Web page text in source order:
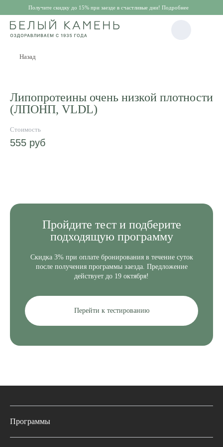
Получите скидку до 15% при заезде в счастливые дни! Подробнее
Назад
Липопротеины очень низкой плотности
(ЛПОНП, VLDL)
555 руб
Пройдите тест и подберите
подходящую программу
Скидка 3% при оплате бронирования в течение суток
после получения программы заезда. Предложение
действует до 19 октября!
Перейти к тестированию
Программы